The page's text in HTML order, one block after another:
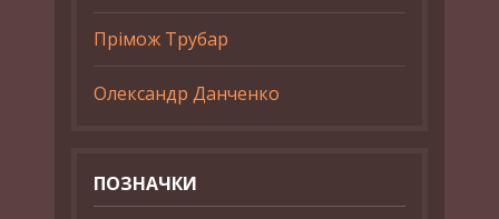
Прімож Трубар
Олександр Данченко
ПОЗНАЧКИ